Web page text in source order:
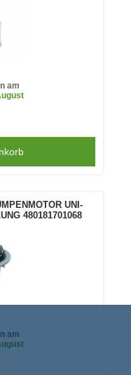
am
UNI-
480181701068
am